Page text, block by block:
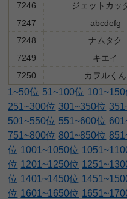
7246
ジェットカッ
7247
abcdefg
7248
ナムタク
7249
キエイ
7250
カヲルくん
1~50位 51~100位 101~150
251~300位 301~350位
501~550位 551~600位
751~800位 801~850位
位 1001~1050位
位 1201~1250位
位 1401~1450位
位 1601~1650位